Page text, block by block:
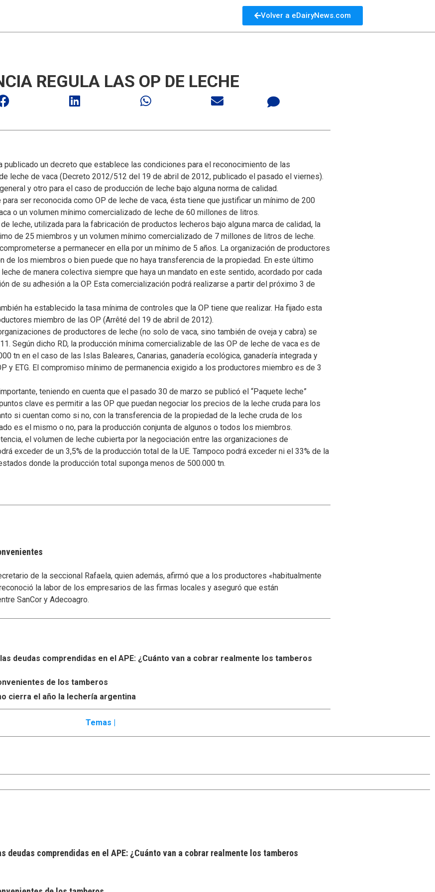
Volver a eDairyNews.com
REGULA LAS OP DE LECHE
publicado un decreto que establece las condiciones para el reconocimiento de las
leche de vaca (Decreto 2012/512 del 19 de abril de 2012, publicado el pasado el viernes).
y otro para el caso de producción de leche bajo alguna norma de calidad.
ser reconocida como OP de leche de vaca, ésta tiene que justificar un mínimo de 200
o un volumen mínimo comercializado de leche de 60 millones de litros.
leche, utilizada para la fabricación de productos lecheros bajo alguna marca de calidad, la
de 25 miembros y un volumen mínimo comercializado de 7 millones de litros de leche.
a permanecer en ella por un mínimo de 5 años. La organización de productores
de los miembros o bien puede que no haya transferencia de la propiedad. En este último
de manera colectiva siempre que haya un mandato en este sentido, acordado por cada
de su adhesión a la OP. Esta comercialización podrá realizarse a partir del próximo 3 de
ha establecido la tasa mínima de controles que la OP tiene que realizar. Ha fijado esta
miembro de las OP (Arrêté del 19 de abril de 2012).
de productores de leche (no solo de vaca, sino también de oveja y cabra) se
Según dicho RD, la producción mínima comercializable de las OP de leche de vaca es de
tn en el caso de las Islas Baleares, Canarias, ganadería ecológica, ganadería integrada y
y ETG. El compromiso mínimo de permanencia exigido a los productores miembro es de 3
teniendo en cuenta que el pasado 30 de marzo se publicó el “Paquete leche”
clave es permitir a las OP que puedan negociar los precios de la leche cruda para los
si cuentan como si no, con la transferencia de la propiedad de la leche cruda de los
es el mismo o no, para la producción conjunta de algunos o todos los miembros.
el volumen de leche cubierta por la negociación entre las organizaciones de
exceder de un 3,5% de la producción total de la UE. Tampoco podrá exceder ni el 33% de la
donde la producción total suponga menos de 500.000 tn.
de la seccional Rafaela, quien además, afirmó que a los productores «habitualmente
la labor de los empresarios de las firmas locales y aseguró que están
SanCor y Adecoagro.
deudas comprendidas en el APE: ¿Cuánto van a cobrar realmente los tamberos
de los tamberos
cierra el año la lechería argentina
Temas |
deudas comprendidas en el APE: ¿Cuánto van a cobrar realmente los tamberos